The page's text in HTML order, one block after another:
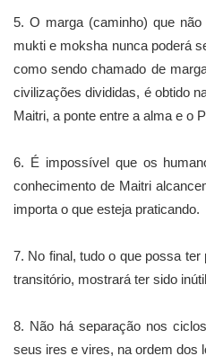
5. O marga (caminho) que
mukti e moksha nunca poderá
como sendo chamado de
civilizações divididas, é obtido
Maitri, a ponte entre a alma e o
6. É impossível que os
conhecimento de Maitri
importa o que esteja praticando.
7. No final, tudo o que possa
transitório, mostrará ter sido
8. Não há separação nos
seus ires e vires, na ordem dos